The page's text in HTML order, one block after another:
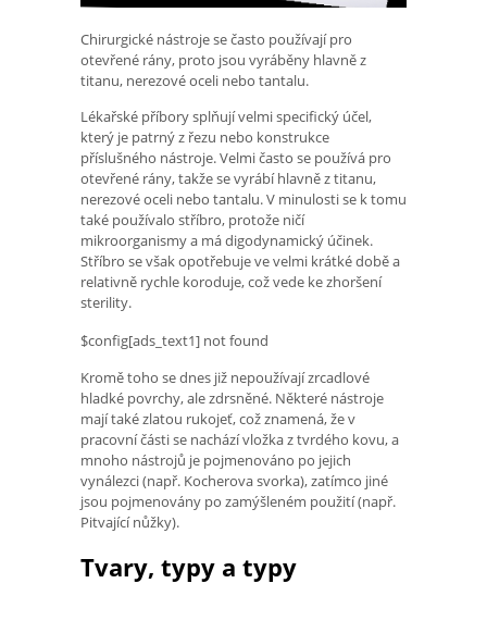
Chirurgické nástroje se často používají pro
otevřené rány, proto jsou vyráběny hlavně z
titanu, nerezové oceli nebo tantalu.
Lékařské příbory splňují velmi specifický účel,
který je patrný z řezu nebo konstrukce
příslušného nástroje. Velmi často se používá pro
otevřené rány, takže se vyrábí hlavně z titanu,
nerezové oceli nebo tantalu. V minulosti se k tomu
také používalo stříbro, protože ničí
mikroorganismy a má digodynamický účinek.
Stříbro se však opotřebuje ve velmi krátké době a
relativně rychle koroduje, což vede ke zhoršení
sterility.
$config[ads_text1] not found
Kromě toho se dnes již nepoužívají zrcadlové
hladké povrchy, ale zdrsněné. Některé nástroje
mají také zlatou rukojeť, což znamená, že v
pracovní části se nachází vložka z tvrdého kovu, a
mnoho nástrojů je pojmenováno po jejich
vynálezci (např. Kocherova svorka), zatímco jiné
jsou pojmenovány po zamýšleném použití (např.
Pitvající nůžky).
Tvary, typy a typy